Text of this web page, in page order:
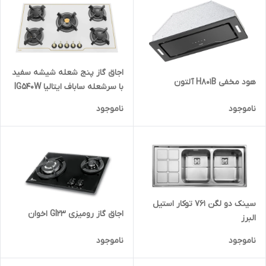
هود مخفی H801B آلتون
ناموجود
اجاق گاز پنج شعله شیشه سفید
با سرشعله ساباف ایتالیا IG540W
ناموجود
سینک دو لگن 761 توکار استیل
البرز
ناموجود
اجاق گاز رومیزی GI23 اخوان
ناموجود